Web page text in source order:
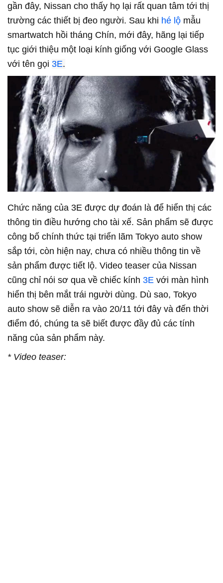
gần đây, Nissan cho thấy họ lại rất quan tâm tới thị
trường các thiết bị đeo người. Sau khi hé lộ mẫu
smartwatch hồi tháng Chín, mới đây, hãng lại tiếp
tục giới thiệu một loại kính giống với Google Glass
với tên gọi 3E.
Chức năng của 3E được dự đoán là để hiển thị các
thông tin điều hướng cho tài xế. Sản phẩm sẽ được
công bố chính thức tại triển lãm Tokyo auto show
sắp tới, còn hiện nay, chưa có nhiều thông tin về
sản phẩm được tiết lộ. Video teaser của Nissan
cũng chỉ nói sơ qua về chiếc kính 3E với màn hình
hiển thị bên mắt trái người dùng. Dù sao, Tokyo
auto show sẽ diễn ra vào 20/11 tới đây và đến thời
điểm đó, chúng ta sẽ biết được đầy đủ các tính
năng của sản phẩm này.
* Video teaser: